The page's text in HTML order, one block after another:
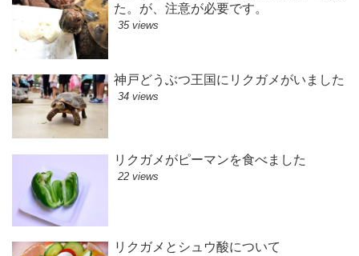
た。が、注意が必要です。
35 views
神戸どうぶつ王国にリクガメがいました
34 views
リクガメがピーマンを食べました
22 views
リクガメとシュウ酸について